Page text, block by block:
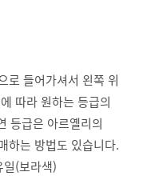
로 들어가셔서 왼쪽 위
따라 원하는 등급의
등급은 아르옐리의
하는 방법도 있습니다.
(보라색)